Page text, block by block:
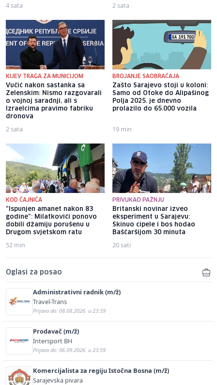
4 sata 2 sata
KIJEV TRAGA ZA MUNICIJOM
Vučić nakon sastanka sa
Zelenskim: Nismo razgovarali
o vojnoj saradnji, ali s
Izraelcima pravimo fabriku
dronova
2 sata
BROJANJE SAOBRAĆAJA
Zašto Sarajevo stoji u koloni:
Samo od Otoke do Alipašinog
Polja 2025. je dnevno
prolazilo do 65.000 vozila
19 min
KOD ČAJNIČA
"Ispunjen amanet nakon 83
godine": Milatkovići ponovo
dobili džamiju porušenu u
Drugom svjetskom ratu
52 min
PRIVUKAO PAŽNJU
Britanski novinar izveo
eksperiment u Sarajevu:
Skinuo cipele i bos hodao
Baščaršijom 30 minuta
20 sati
Oglasi za posao
Administrativni radnik (m/ž)
Travel-Trans
Prijava do: 08.08.2026. u 23:59
Prodavač (m/ž)
Intersport BH
Prijava do: 06.09.2026. u 23:59
Komercijalista za regiju Istočna Bosna (m/ž)
Sarajevska pivara